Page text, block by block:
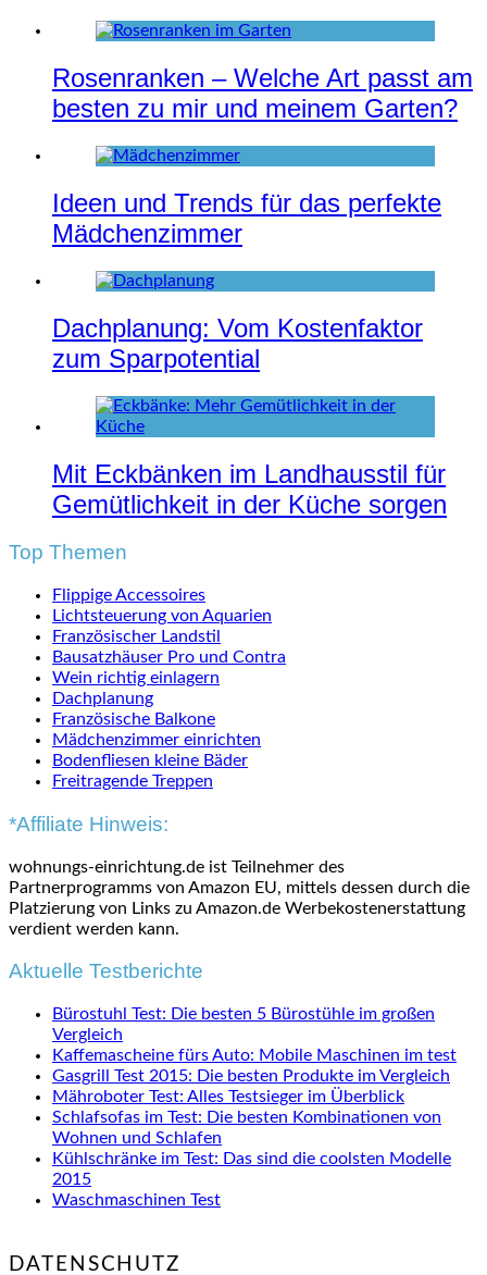
Rosenranken – Welche Art passt am
besten zu mir und meinem Garten?
Ideen und Trends für das perfekte
Mädchenzimmer
Dachplanung: Vom Kostenfaktor
zum Sparpotential
Mit Eckbänken im Landhausstil für
Gemütlichkeit in der Küche sorgen
Top Themen
Flippige Accessoires
Lichtsteuerung von Aquarien
Französischer Landstil
Bausatzhäuser Pro und Contra
Wein richtig einlagern
Dachplanung
Französische Balkone
Mädchenzimmer einrichten
Bodenfliesen kleine Bäder
Freitragende Treppen
*Affiliate Hinweis:
wohnungs-einrichtung.de ist Teilnehmer des
Partnerprogramms von Amazon EU, mittels dessen durch die
Platzierung von Links zu Amazon.de Werbekostenerstattung
verdient werden kann.
Aktuelle Testberichte
Bürostuhl Test: Die besten 5 Bürostühle im großen
Vergleich
Kaffemascheine fürs Auto: Mobile Maschinen im test
Gasgrill Test 2015: Die besten Produkte im Vergleich
Mähroboter Test: Alles Testsieger im Überblick
Schlafsofas im Test: Die besten Kombinationen von
Wohnen und Schlafen
Kühlschränke im Test: Das sind die coolsten Modelle
2015
Waschmaschinen Test
DATENSCHUTZ